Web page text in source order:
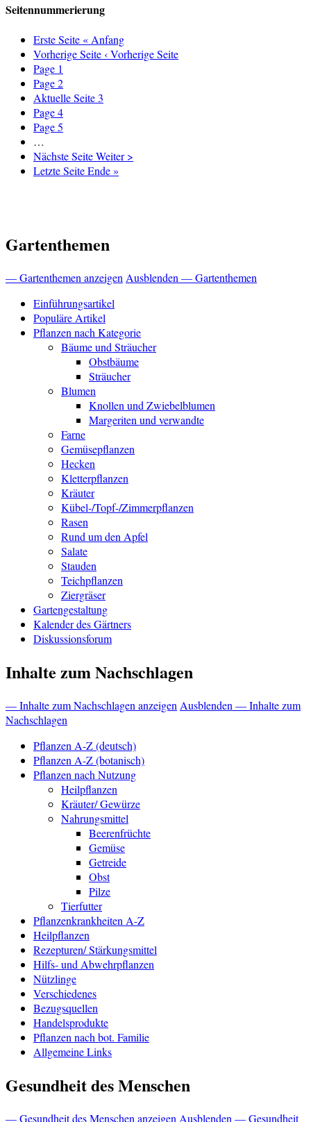
Seitennummerierung
Erste Seite « Anfang
Vorherige Seite ‹ Vorherige Seite
Page 1
Page2
Aktuelle Seite3
Page4
Page5
…
Nächste SeiteWeiter >
Letzte SeiteEnde »
Gartenthemen
— Gartenthemen anzeigen Ausblenden — Gartenthemen
Einführungsartikel
Populäre Artikel
Pflanzen nach Kategorie
Bäume und Sträucher
Obstbäume
Sträucher
Blumen
Knollen und Zwiebelblumen
Margeriten und verwandte
Farne
Gemüsepflanzen
Hecken
Kletterpflanzen
Kräuter
Kübel-/Topf-/Zimmerpflanzen
Rasen
Rund um den Apfel
Salate
Stauden
Teichpflanzen
Ziergräser
Gartengestaltung
Kalender des Gärtners
Diskussionsforum
Inhalte zum Nachschlagen
— Inhalte zum Nachschlagen anzeigen Ausblenden — Inhalte zum
Nachschlagen
Pflanzen A-Z (deutsch)
Pflanzen A-Z (botanisch)
Pflanzen nach Nutzung
Heilpflanzen
Kräuter/ Gewürze
Nahrungsmittel
Beerenfrüchte
Gemüse
Getreide
Obst
Pilze
Tierfutter
Pflanzenkrankheiten A-Z
Heilpflanzen
Rezepturen/ Stärkungsmittel
Hilfs- und Abwehrpflanzen
Nützlinge
Verschiedenes
Bezugsquellen
Handelsprodukte
Pflanzen nach bot. Familie
Allgemeine Links
Gesundheit des Menschen
— Gesundheit des Menschen anzeigen Ausblenden — Gesundheit